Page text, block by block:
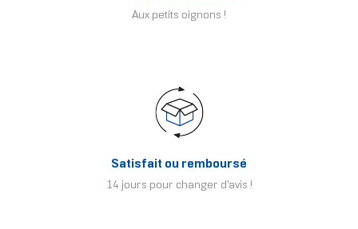
Aux petits oignons !
Satisfait ou remboursé
14 jours pour changer d'avis !